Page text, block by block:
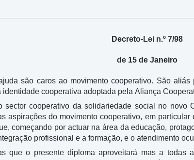
Decreto-Lei n.º 7/98
de 15 de Janeiro
são caros ao movimento cooperativo. São
identidade cooperativa adoptada pela Aliança
sector cooperativo da solidariedade social no novo
aspirações do movimento cooperativo, em
começando por actuar na área da educação,
profissional e a formação, e o atendimento
que o presente diploma aproveitará mas a todas